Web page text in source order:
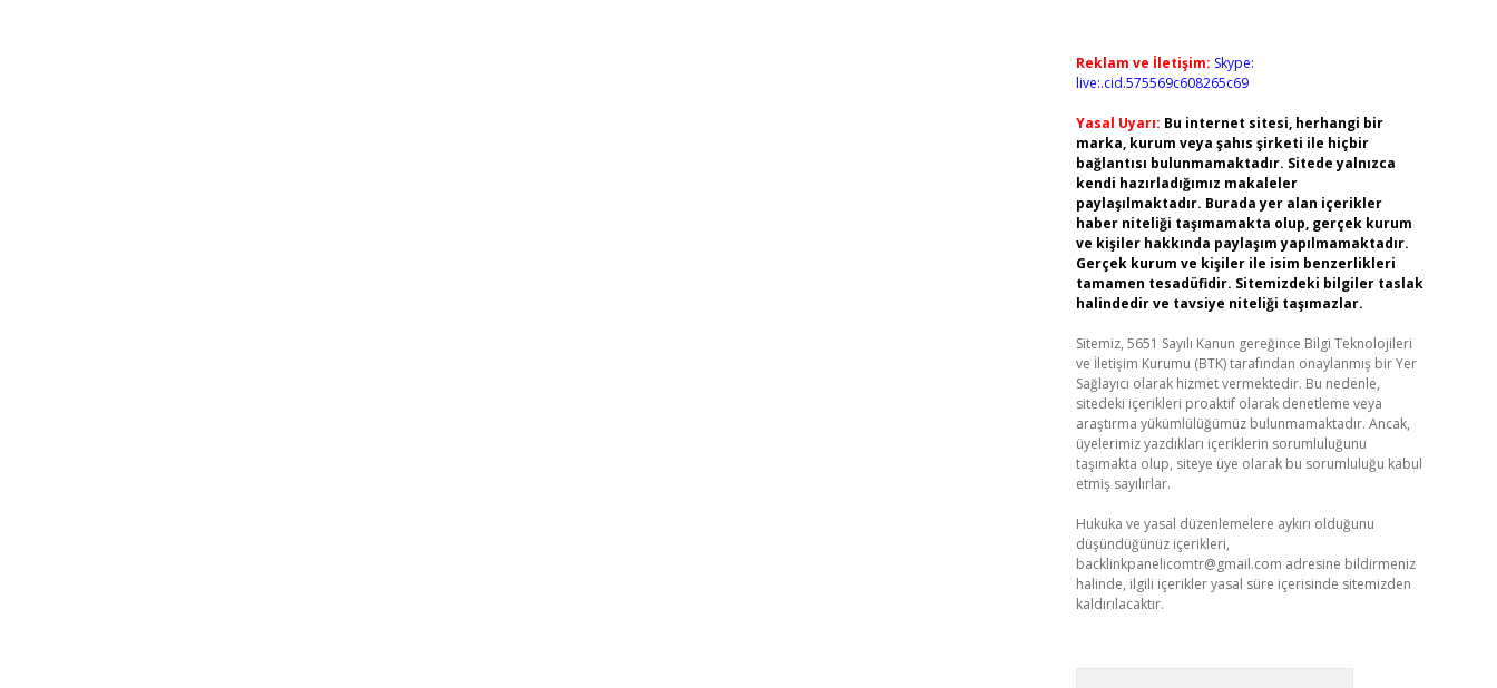
Reklam ve İletişim: Skype:
live:.cid.575569c608265c69
Yasal Uyarı: Bu internet sitesi, herhangi bir
marka, kurum veya şahıs şirketi ile hiçbir
bağlantısı bulunmamaktadır. Sitede yalnızca
kendi hazırladığımız makaleler
paylaşılmaktadır. Burada yer alan içerikler
haber niteliği taşımamakta olup, gerçek kurum
ve kişiler hakkında paylaşım yapılmamaktadır.
Gerçek kurum ve kişiler ile isim benzerlikleri
tamamen tesadüfidir. Sitemizdeki bilgiler taslak
halindedir ve tavsiye niteliği taşımazlar.
Sitemiz, 5651 Sayılı Kanun gereğince Bilgi Teknolojileri
ve İletişim Kurumu (BTK) tarafından onaylanmış bir Yer
Sağlayıcı olarak hizmet vermektedir. Bu nedenle,
sitedeki içerikleri proaktif olarak denetleme veya
araştırma yükümlülüğümüz bulunmamaktadır. Ancak,
üyelerimiz yazdıkları içeriklerin sorumluluğunu
taşımakta olup, siteye üye olarak bu sorumluluğu kabul
etmiş sayılırlar.
Hukuka ve yasal düzenlemelere aykırı olduğunu
düşündüğünüz içerikleri,
backlinkpanelicomtr@gmail.com adresine bildirmeniz
halinde, ilgili içerikler yasal süre içerisinde sitemizden
kaldırılacaktır.